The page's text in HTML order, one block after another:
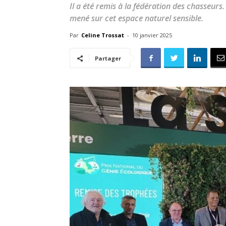
Il a été remis à la fédération des
mené sur cet espace naturel sensible.
Par Celine Trossat - 10 janvier 2025
Partager